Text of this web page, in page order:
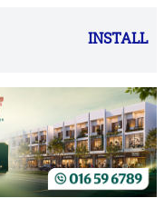
INSTALL